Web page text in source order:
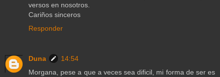
versos en nosotros.
Cariños sinceros
Responder
Duna
14:54
Morgana, pese a que a veces sea dificil, mi forma de ser es